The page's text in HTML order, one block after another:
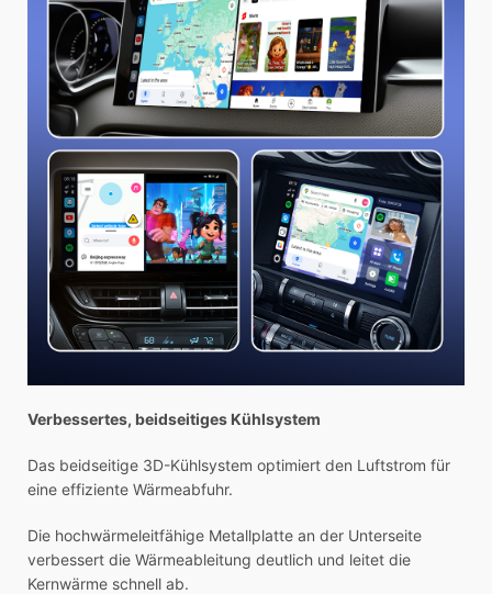
Verbessertes, beidseitiges Kühlsystem
Das beidseitige 3D-Kühlsystem optimiert den Luftstrom für
eine effiziente Wärmeabfuhr.
Die hochwärmeleitfähige Metallplatte an der Unterseite
verbessert die Wärmeableitung deutlich und leitet die
Kernwärme schnell ab.